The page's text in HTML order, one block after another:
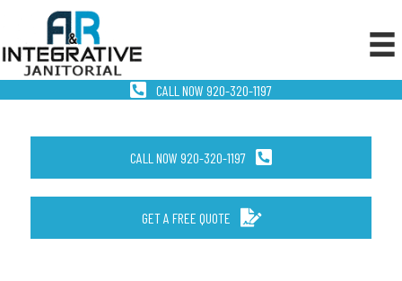
CALL NOW 920-320-1197
CALL NOW 920-320-1197
GET A FREE QUOTE